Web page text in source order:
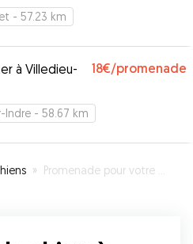
- 57.23 km
à Villedieu-
18€/promenade
Indre - 58.67 km
» Promenade pour votre chien à Vierzon